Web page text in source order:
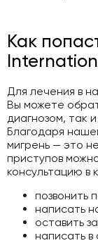
Как
Для лечения в
Вы можете
диагнозом, так
Благодаря
мигрень — это
приступов
консультацию в
позвонить
написать
оставить
написать